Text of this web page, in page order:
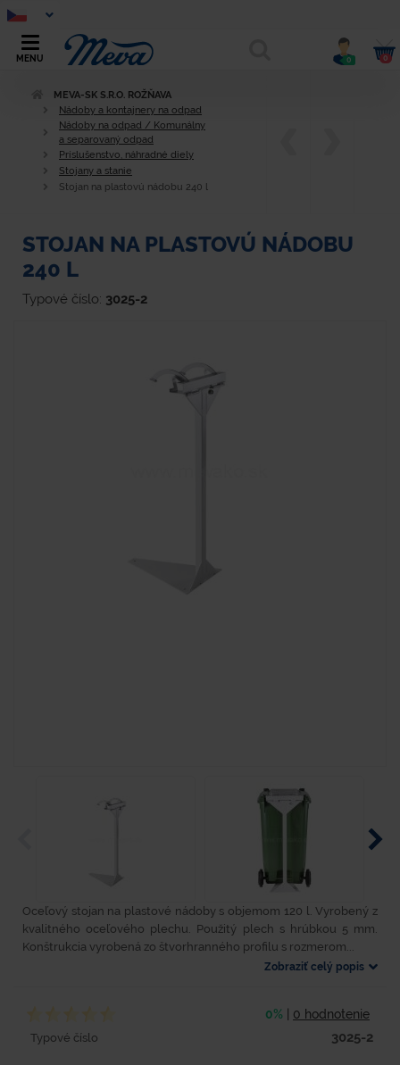
MENU 0 0
MEVA-SK S.R.O. ROŽŇAVA
Nádoby a kontajnery na odpad
Nádoby na odpad / Komunálny
a separovaný odpad
Príslušenstvo, náhradné diely
Stojany a stanie
Stojan na plastovú nádobu 240 l
STOJAN NA PLASTOVÚ NÁDOBU
240 L
Typové číslo: 3025-2
Oceľový stojan na plastové nádoby s objemom 120 l. Vyrobený z
kvalitného oceľového plechu. Použitý plech s hrúbkou 5 mm.
Konštrukcia vyrobená zo štvorhranného profilu s rozmerom...
Zobraziť celý popis
0% 0 hodnotenie
Typové číslo 3025-2